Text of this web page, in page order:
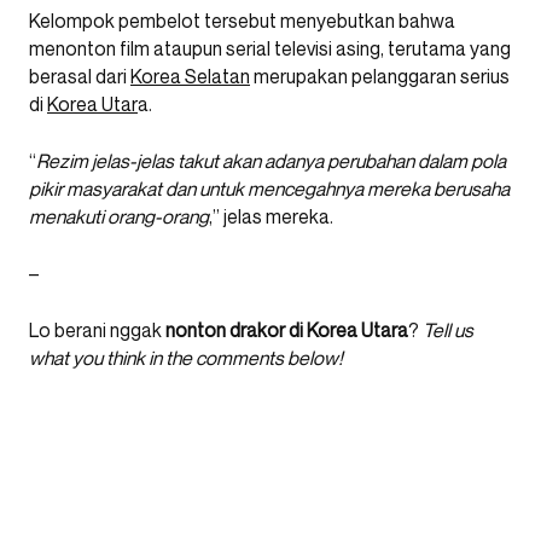
Kelompok pembelot tersebut menyebutkan bahwa
menonton film ataupun serial televisi asing, terutama yang
berasal dari Korea Selatan merupakan pelanggaran serius
di Korea Utara.
“Rezim jelas-jelas takut akan adanya perubahan dalam pola
pikir masyarakat dan untuk mencegahnya mereka berusaha
menakuti orang-orang,” jelas mereka.
–
Lo berani nggak nonton drakor di Korea Utara? Tell us
what you think in the comments below!